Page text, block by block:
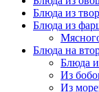
Блюда из
Блюда из
Блюда на
Блюда
Из
Из